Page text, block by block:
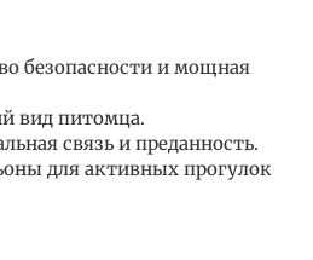
безопасности и мощная
вид питомца.
связь и преданность.
для активных прогулок